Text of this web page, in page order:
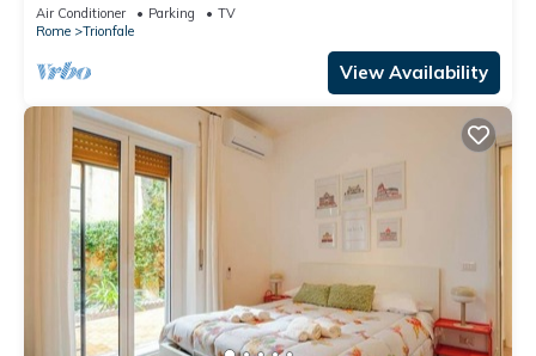
Air Conditioner Parking
TV
Rome
Trionfale
View Availability